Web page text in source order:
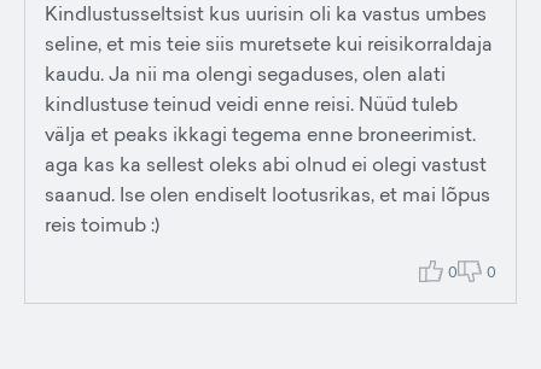
Kindlustusseltsist kus uurisin oli ka vastus umbes
seline, et mis teie siis muretsete kui reisikorraldaja
kaudu. Ja nii ma olengi segaduses, olen alati
kindlustuse teinud veidi enne reisi. Nüüd tuleb
välja et peaks ikkagi tegema enne broneerimist.
aga kas ka sellest oleks abi olnud ei olegi vastust
saanud. Ise olen endiselt lootusrikas, et mai lõpus
reis toimub :)
0 0